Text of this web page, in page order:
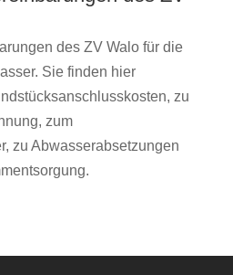
des ZV Walo für die
Sie finden hier
zu
zum
zu Abwasserabsetzungen